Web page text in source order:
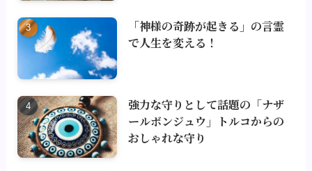
「神様の奇跡が起きる」の言霊
で人生を変える！
強力な守りとして話題の「ナザ
ールボンジュウ」トルコからの
おしゃれな守り